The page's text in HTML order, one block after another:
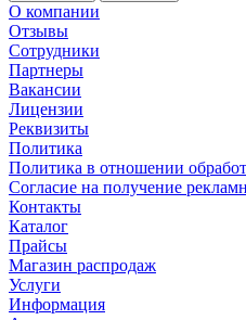
О компании
Отзывы
Сотрудники
Партнеры
Вакансии
Лицензии
Реквизиты
Политика
Политика в отношении
Согласие на получение
Контакты
Каталог
Прайсы
Магазин распродаж
Услуги
Информация